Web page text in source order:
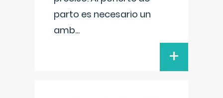
parto es necesario un
amb...
+